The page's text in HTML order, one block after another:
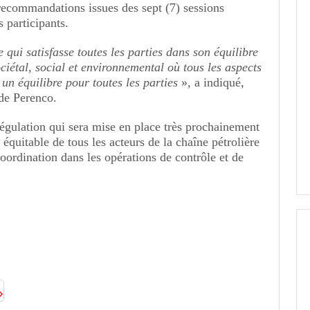
issues des sept (7) sessions
participants.
qui satisfasse toutes les parties dans son équilibre
social et environnemental où tous les aspects
équilibre pour toutes les parties », a indiqué,
Perenco.
qui sera mise en place très prochainement
de tous les acteurs de la chaîne pétrolière
dans les opérations de contrôle et de